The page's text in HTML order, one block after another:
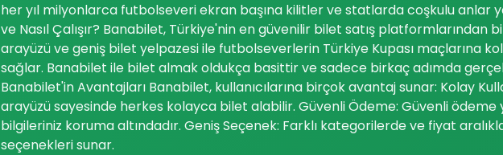
her yıl milyonlarca futbolseveri ekran başına kilitler ve statlarda coşkulu anlar
ve Nasıl Çalışır? Banabilet, Türkiye'nin en güvenilir bilet satış platformlarından
arayüzü ve geniş bilet yelpazesi ile futbolseverlerin Türkiye Kupası maçlarına
sağlar. Banabilet ile bilet almak oldukça basittir ve sadece birkaç adımda
Banabilet'in Avantajları Banabilet, kullanıcılarına birçok avantaj sunar: Kolay
arayüzü sayesinde herkes kolayca bilet alabilir. Güvenli Ödeme: Güvenli
bilgileriniz koruma altındadır. Geniş Seçenek: Farklı kategorilerde ve fiyat
seçenekleri sunar.